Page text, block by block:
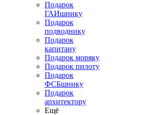
Подарок
ГАИшнику
Подарок
подводнику
Подарок
капитану
Подарок моряку
Подарок пилоту
Подарок
ФСБшнику
Подарок
архитектору
Ещё